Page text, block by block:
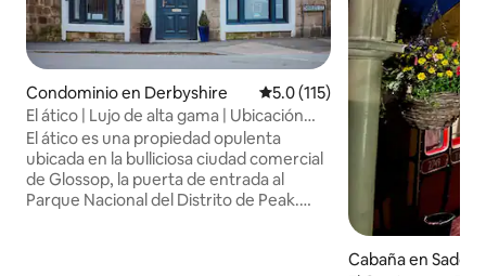
Condominio en Derbyshire Calificación promedio: 5.0 de
5.0 (115)
El ático | Lujo de alta gama | Ubicación
céntrica
El ático es una propiedad opulenta
ubicada en la bulliciosa ciudad comercial
de Glossop, la puerta de entrada al
Parque Nacional del Distrito de Peak.
Cabaña en